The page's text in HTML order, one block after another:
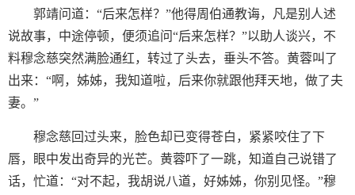
郭靖问道：“后来怎样？”他得周伯通教诲，凡是别人述
说故事，中途停顿，便须追问“后来怎样？”以助人谈兴，不
料穆念慈突然满脸通红，转过了头去，垂头不答。黄蓉叫了
出来：“啊，姊姊，我知道啦，后来你就跟他拜天地，做了夫
妻。”
穆念慈回过头来，脸色却已变得苍白，紧紧咬住了下
唇，眼中发出奇异的光芒。黄蓉吓了一跳，知道自己说错了
话，忙道：“对不起，我胡说八道，好姊姊，你别见怪。”穆